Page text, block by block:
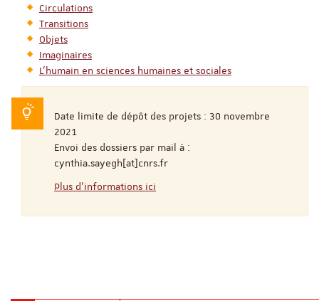
Circulations
Transitions
Objets
Imaginaires
L’humain en sciences humaines et sociales
Date limite de dépôt des projets : 30 novembre
2021
Envoi des dossiers par mail à :
cynthia.sayegh[at]cnrs.fr
Plus d'informations ici